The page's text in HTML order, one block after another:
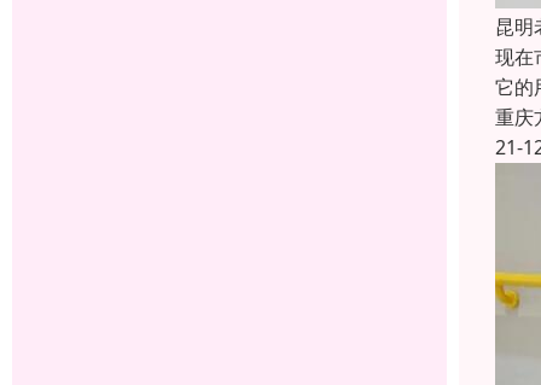
昆明
现在
它的
重庆
21-